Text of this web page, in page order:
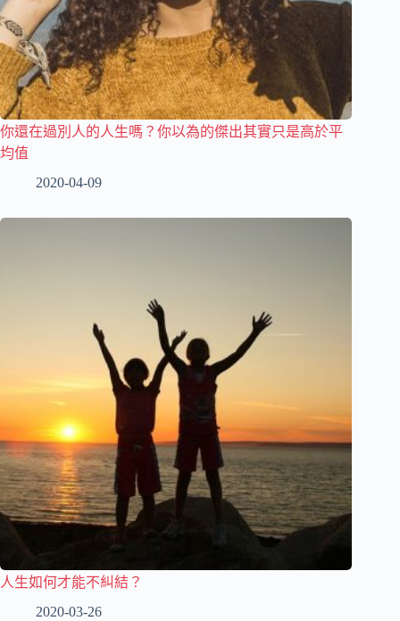
你還在過別人的人生嗎？你以為的傑出其實只是高於平
均值
2020-04-09
人生如何才能不糾結？
2020-03-26